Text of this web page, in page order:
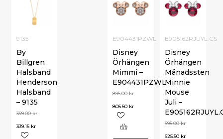
E905162RJUYL.CS
Disney
Örhängen
Månadssten
Minnie
Mouse
Juli –
695.00kr
625.50 kr
9135
By
Billgren
Halsband
Henderson
Halsband
– 9135
399.00kr
339.15 kr
E904431PZWL
Disney
Örhängen
Mimmi –
E904431PZWL
895.00kr
805.50 kr